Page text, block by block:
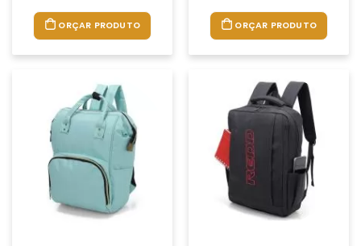
ORÇAR PRODUTO ORÇAR PRODUTO